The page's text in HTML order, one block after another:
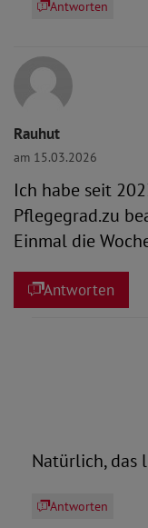
Antworten
Rauhut
am 15.03.2026
Ich habe seit
Pflegegrad.zu
Einmal die
Antworten
Natürlich, das
Antworten